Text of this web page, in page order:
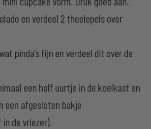
en verdeel 2 theelepels over
pinda’s fijn en verdeel dit over de
een half uurtje in de koelkast en
een afgesloten bakje
de vriezer).